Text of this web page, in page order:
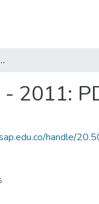
PD Iza Boyacá 2008 - 2011
2011:
handle/